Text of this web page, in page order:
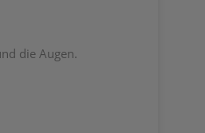
die Augen.